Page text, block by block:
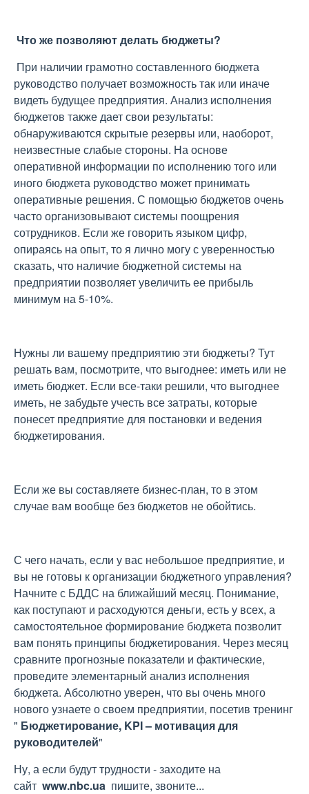
Что же позволяют делать бюджеты?
При наличии грамотно составленного бюджета
руководство получает возможность так или иначе
видеть будущее предприятия. Анализ исполнения
бюджетов также дает свои результаты:
обнаруживаются скрытые резервы или, наоборот,
неизвестные слабые стороны. На основе
оперативной информации по исполнению того или
иного бюджета руководство может принимать
оперативные решения. С помощью бюджетов очень
часто организовывают системы поощрения
сотрудников. Если же говорить языком цифр,
опираясь на опыт, то я лично могу с уверенностью
сказать, что наличие бюджетной системы на
предприятии позволяет увеличить ее прибыль
минимум на 5-10%.
Нужны ли вашему предприятию эти бюджеты? Тут
решать вам, посмотрите, что выгоднее: иметь или не
иметь бюджет. Если все-таки решили, что выгоднее
иметь, не забудьте учесть все затраты, которые
понесет предприятие для постановки и ведения
бюджетирования.
Если же вы составляете бизнес-план, то в этом
случае вам вообще без бюджетов не обойтись.
С чего начать, если у вас небольшое предприятие, и
вы не готовы к организации бюджетного управления?
Начните с БДДС на ближайший месяц. Понимание,
как поступают и расходуются деньги, есть у всех, а
самостоятельное формирование бюджета позволит
вам понять принципы бюджетирования. Через месяц
сравните прогнозные показатели и фактические,
проведите элементарный анализ исполнения
бюджета. Абсолютно уверен, что вы очень много
нового узнаете о своем предприятии, посетив тренинг
" Бюджетирование, KPI – мотивация для
руководителей"
Ну, а если будут трудности - заходите на
сайт www.nbc.ua пишите, звоните...